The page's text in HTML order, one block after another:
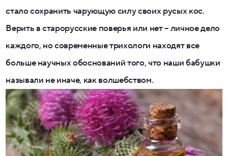
стало сохранить чарующую силу своих русых кос.
Верить в старорусские поверья или нет – личное дело
каждого, но современные трихологи находят все
больше научных обоснований того, что наши бабушки
называли не иначе, как волшебством.